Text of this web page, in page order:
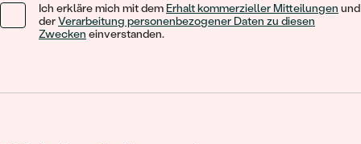
Ich erkläre mich mit dem Erhalt kommerzieller Mitteilungen und
derVerarbeitung personenbezogener Daten zu diesen
Zwecken einverstanden.